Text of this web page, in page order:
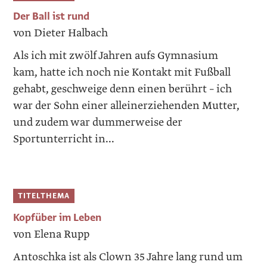
Der Ball ist rund
von Dieter Halbach
Als ich mit zwölf Jahren aufs Gymnasium
kam, hatte ich noch nie Kontakt mit Fußball
gehabt, geschweige denn einen berührt – ich
war der Sohn einer alleinerziehenden Mutter,
und zudem war dummerweise der
Sportunterricht in...
TITELTHEMA
Kopfüber im Leben
von Elena Rupp
Antoschka ist als Clown 35 Jahre lang rund um